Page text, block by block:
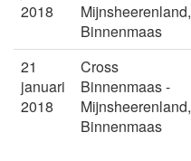
2018
Mijnsheerenland,
Binnenmaas
21
januari
2018
Cross
Binnenmaas -
Mijnsheerenland,
Binnenmaas